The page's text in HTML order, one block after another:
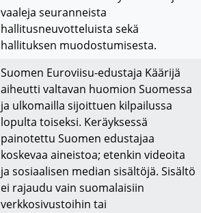
vaaleja seuranneista
hallitusneuvotteluista sekä
hallituksen muodostumisesta.
Suomen Euroviisu-edustaja Käärijä
aiheutti valtavan huomion Suomessa
ja ulkomailla sijoittuen kilpailussa
lopulta toiseksi. Keräyksessä
painotettu Suomen edustajaa
koskevaa aineistoa; etenkin videoita
ja sosiaalisen median sisältöjä. Sisältö
ei rajaudu vain suomalaisiin
verkkosivustoihin tai